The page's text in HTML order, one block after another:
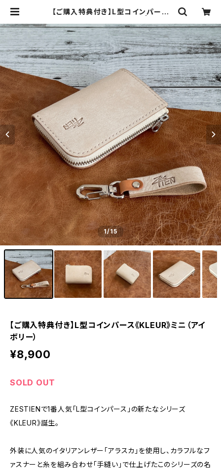
【ご購入特典付き】L型コインパース
IEN【レザークラフト】
1/15
【ご購入特典付き】L型コインパース《KLEUR》ミニ（アイ
ボリー）
¥8,900
SOLD OUT
ZESTIENで1番人気「L型コインパース」の新たなシリーズ
《KLEUR》誕生。
外装に人気のイタリアンレザー「アラスカ」を使用し、カラフルなフ
ァスナーと糸を組み合わせ「手縫い」で仕上げたこのシリーズの名